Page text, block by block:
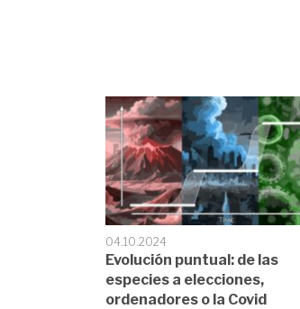
04.10.2024
Evolución puntual: de las
especies a elecciones,
ordenadores o la Covid